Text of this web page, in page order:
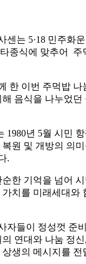
센는 5·18 민주화
종식에 맞추어 주
한 이번 주먹밥
음식을 나누었던
1980년 5월 시민
원 및 개방의 의
.
한 기억을 넘어 시
치를 미래세대와
자들이 정성껏 준
연대와 나눔 정신
생의 메시지를 전